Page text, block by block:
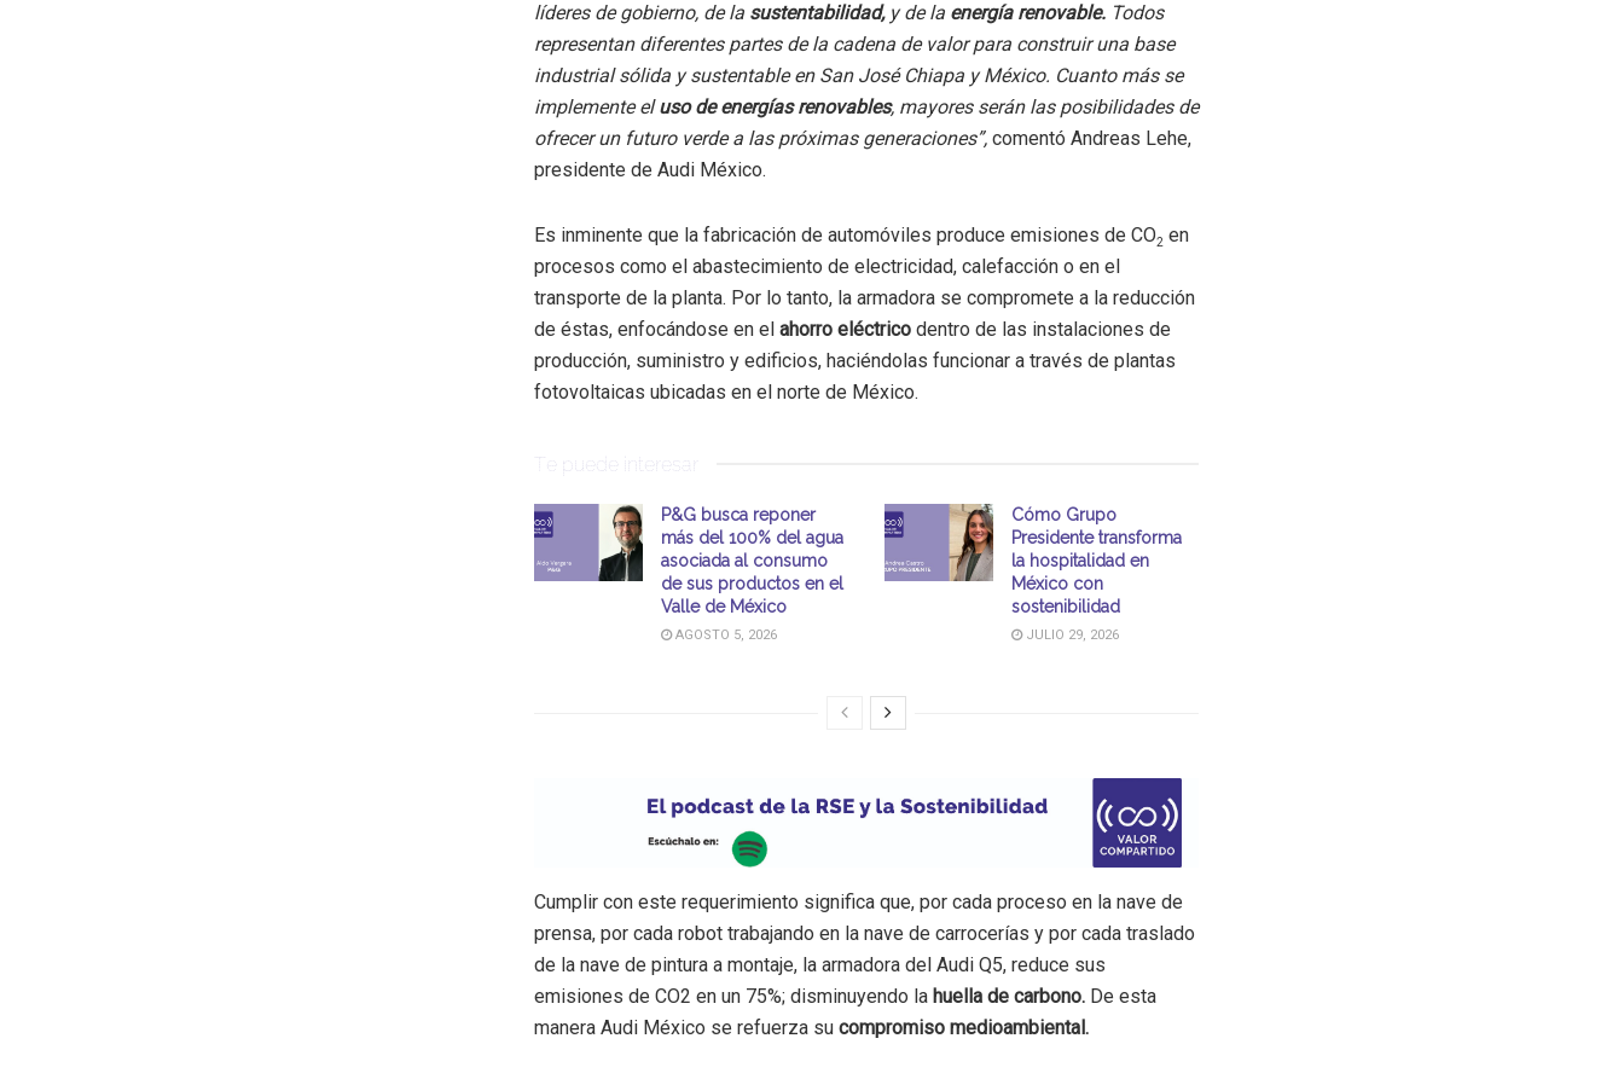
líderes de gobierno, de la sustentabilidad,y de la energía renovable. Todos
representan diferentes partes de la cadena de valor para construir una base
industrial sólida y sustentable en San José Chiapa y México. Cuanto más se
implemente eluso de energías renovables, mayores serán las posibilidades de
ofrecer un futuro verde a las próximas generaciones”, comentó Andreas Lehe,
presidente de Audi México.
Es inminente que la fabricación de automóviles produce emisiones de CO2 en
procesos como el abastecimiento de electricidad, calefacción o en el
transporte de la planta. Por lo tanto, la armadora se compromete a la reducción
de éstas, enfocándose en el ahorro eléctrico dentro de las instalaciones de
producción, suministro y edificios, haciéndolas funcionar a través de plantas
fotovoltaicas ubicadas en el norte de México.
Te puede interesar
P&G busca reponer
más del 100% del agua
asociada al consumo
de sus productos en el
Valle de México
AGOSTO 5, 2026
Cómo Grupo
Presidente transforma
la hospitalidad en
México con
sostenibilidad
JULIO 29, 2026
Cumplir con este requerimiento significa que, por cada proceso en la nave de
prensa, por cada robot trabajando en la nave de carrocerías y por cada traslado
de la nave de pintura a montaje, la armadora del Audi Q5, reduce sus
emisiones de CO2 en un 75%; disminuyendo la huella de carbono. De esta
manera Audi México se refuerza su compromiso medioambiental.